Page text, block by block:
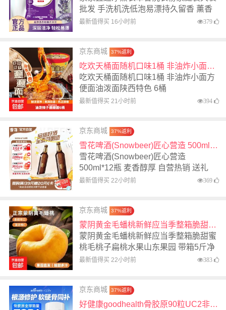
批发 手洗机洗低泡易漂持久留香 薰香
超净洗衣粉10斤
最新值得买 16小时前 379
京东商城 37%返利
吃欢天桶面随机口味1桶 非油炸小面方便面油泼面陕西特色 6桶
吃欢天桶面随机口味1桶 非油炸小面方
便面油泼面陕西特色 6桶
最新值得买 21小时前 394
京东商城 37%返利
雪花啤酒(Snowbeer)匠心营造 500ml*12瓶 麦香醇厚 自营热销 送礼
雪花啤酒(Snowbeer)匠心营造
500ml*12瓶 麦香醇厚 自营热销 送礼
最新值得买 22小时前 369
京东商城 37%返利
蒙阴黄金毛蟠桃新鲜应当季整箱脆甜蜜桃毛桃子扁桃水果山东果园 带箱5斤净重4.6斤中果
蒙阴黄金毛蟠桃新鲜应当季整箱脆甜蜜
桃毛桃子扁桃水果山东果园 带箱5斤净
重4.6斤中果
最新值得买 22小时前 383
京东商城 37%返利
好健康goodhealth骨胶原90粒UC2非变性 氨糖软骨素新西兰【欧文推荐】